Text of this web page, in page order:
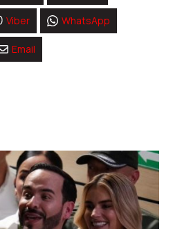
Viber WhatsApp
Email